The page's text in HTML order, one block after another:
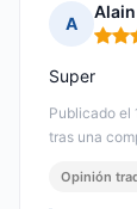
A
Alain
Publicado el
tras una
Super
Opinión